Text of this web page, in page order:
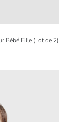
Bébé Fille (Lot de 2)